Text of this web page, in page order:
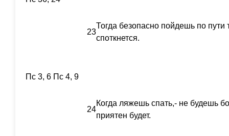
23
Тогда безопасно пойдешь по пути
споткнется.
Пс 3, 6 Пс 4, 9
24
Когда ляжешь спать,- не будешь
приятен будет.